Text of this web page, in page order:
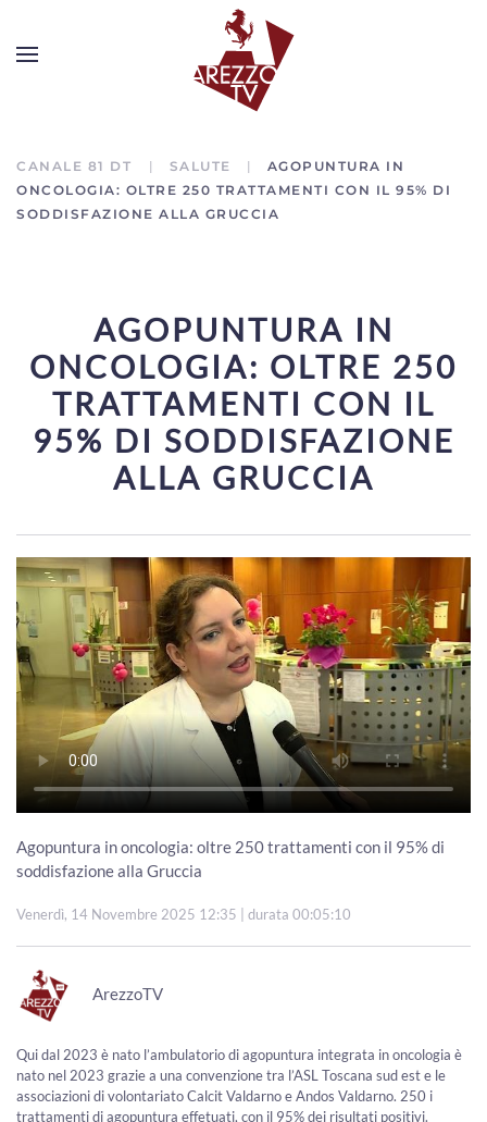
CANALE 81 DT SALUTE
AGOPUNTURA IN
ONCOLOGIA: OLTRE 250 TRATTAMENTI CON IL 95% DI
SODDISFAZIONE ALLA GRUCCIA
AGOPUNTURA IN
ONCOLOGIA: OLTRE 250
TRATTAMENTI CON IL
95% DI SODDISFAZIONE
ALLA GRUCCIA
Agopuntura in oncologia: oltre 250 trattamenti con il 95% di
soddisfazione alla Gruccia
Venerdì, 14 Novembre 2025 12:35 | durata 00:05:10
ArezzoTV
Qui dal 2023 è nato l’ambulatorio di agopuntura integrata in oncologia è
nato nel 2023 grazie a una convenzione tra l’ASL Toscana sud est e le
associazioni di volontariato Calcit Valdarno e Andos Valdarno. 250 i
trattamenti di agopuntura effetuati, con il 95% dei risultati positivi.